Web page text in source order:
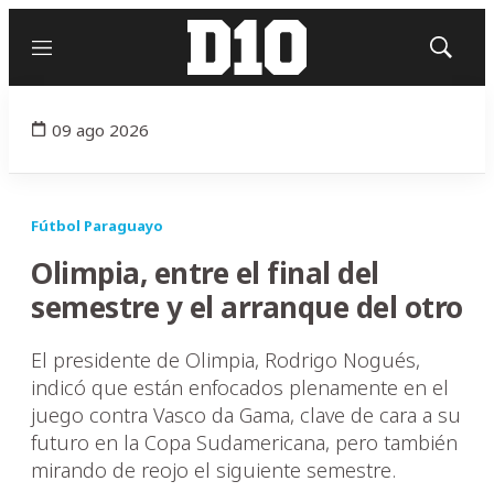
Menú
Mostrar
09 ago 2026
Fútbol Paraguayo
Olimpia, entre el final del
semestre y el arranque del otro
El presidente de Olimpia, Rodrigo Nogués,
indicó que están enfocados plenamente en el
juego contra Vasco da Gama, clave de cara a su
futuro en la Copa Sudamericana, pero también
mirando de reojo el siguiente semestre.